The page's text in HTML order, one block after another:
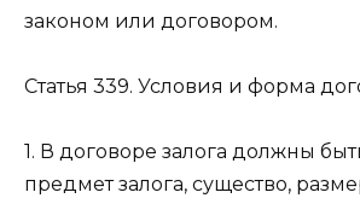
законом или договором.
Статья 339. Условия и форма
1. В договоре залога должны
предмет залога, существо,